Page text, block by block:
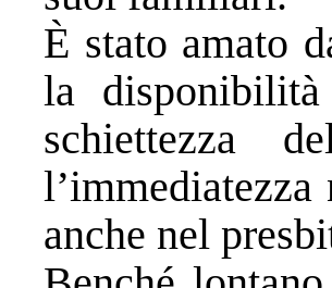
È stato amato
la
schiettezza
anche nel